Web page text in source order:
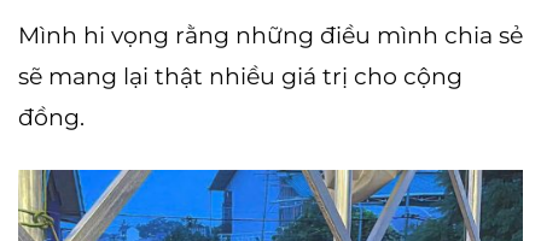
Mình hi vọng rằng những điều mình chia sẻ
sẽ mang lại thật nhiều giá trị cho cộng
đồng.